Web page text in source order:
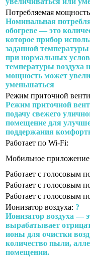
Потребляемая
Номинальная
обогреве — это
которое прибор
заданной
при нормальных
температуры воздуха
мощность может
уменьшаться
Режим приточной
Режим приточной
подачу свежего
помещение для
поддержания
Работает по Wi-Fi:
Мобильное
Работает с голосовым
Работает с голосовым
Работает с голосовым
Ионизатор воздуха: ?
Ионизатор воздуха —
вырабатывает
ионы для очистки
количество пыли,
помещении.